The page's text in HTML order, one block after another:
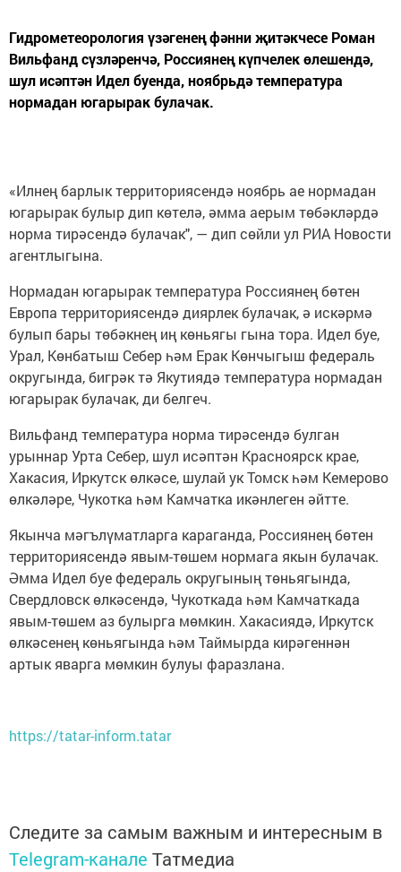
Гидрометеорология үзәгенең фәнни җитәкчесе Роман
Вильфанд сүзләренчә, Россиянең күпчелек өлешендә,
шул исәптән Идел буенда, ноябрьдә температура
нормадан югарырак булачак.
«Илнең барлык территориясендә ноябрь ае нормадан
югарырак булыр дип көтелә, әмма аерым төбәкләрдә
норма тирәсендә булачак", — дип сөйли ул РИА Новости
агентлыгына.
Нормадан югарырак температура Россиянең бөтен
Европа территориясендә диярлек булачак, ә искәрмә
булып бары төбәкнең иң көньягы гына тора. Идел буе,
Урал, Көнбатыш Себер һәм Ерак Көнчыгыш федераль
округында, бигрәк тә Якутиядә температура нормадан
югарырак булачак, ди белгеч.
Вильфанд температура норма тирәсендә булган
урыннар Урта Себер, шул исәптән Красноярск крае,
Хакасия, Иркутск өлкәсе, шулай ук Томск һәм Кемерово
өлкәләре, Чукотка һәм Камчатка икәнлеген әйтте.
Якынча мәгълүматларга караганда, Россиянең бөтен
территориясендә явым-төшем нормага якын булачак.
Әмма Идел буе федераль округының төньягында,
Свердловск өлкәсендә, Чукоткада һәм Камчаткада
явым-төшем аз булырга мөмкин. Хакасиядә, Иркутск
өлкәсенең көньягында һәм Таймырда кирәгеннән
артык яварга мөмкин булуы фаразлана.
https://tatar-inform.tatar
Следите за самым важным и интересным в
Telegram-канале Татмедиа